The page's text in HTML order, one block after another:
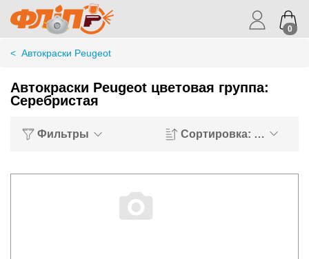
0
< Автокраски Peugeot
Автокраски Peugeot цветовая группа:
Серебристая
Фильтры Сортировка: Хиты